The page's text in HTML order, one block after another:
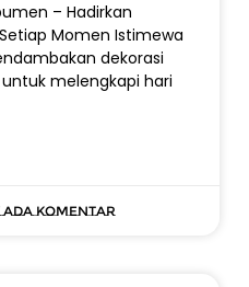
– Hadirkan
Momen Istimewa
dekorasi
melengkapi hari
ada komentar